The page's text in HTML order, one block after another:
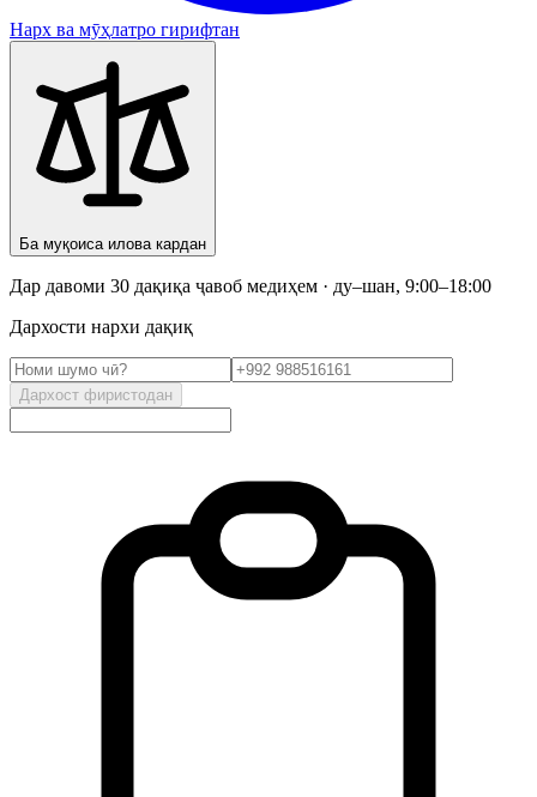
Нарх ва мӯҳлатро гирифтан
Ба муқоиса илова кардан
Дар давоми 30 дақиқа ҷавоб медиҳем · ду–шан, 9:00–18:00
Дархости нархи дақиқ
Дархост фиристодан